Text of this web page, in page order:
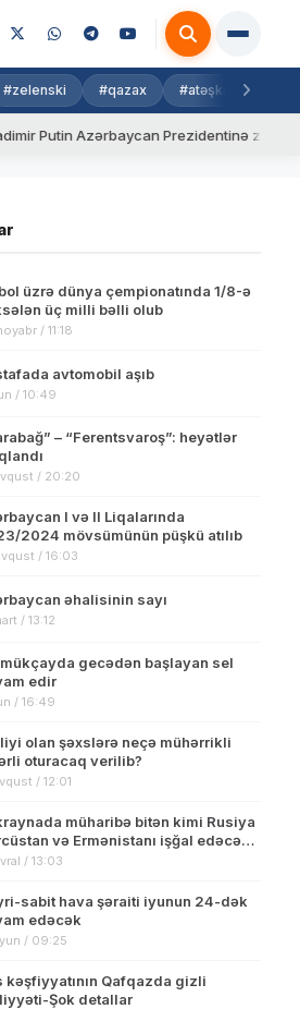
#zelenski #qazax #atəşkəs
Azərbaycan Prezidentinə zəng edib
üzrə dünya çempionatında 1/8-ə
üç milli bəlli olub
/ 11:18
avtomobil aşıb
/ 10:49
– “Ferentsvaroş”: heyətlər
/ 20:20
I və II Liqalarında
2024 mövsümünün püşkü atılıb
/ 16:03
əhalisinin sayı
/ 13:12
gecədən başlayan sel
edir
/ 16:49
olan şəxslərə neçə mühərrikli
oturacaq verilib?
/ 12:01
müharibə bitən kimi Rusiya
və Ermənistanı işğal edəcək”
/ 13:03
sabit hava şəraiti iyunun 24-dək
edəcək
/ 09:25
kəşfiyyatının Qafqazda gizli
Şok detallar